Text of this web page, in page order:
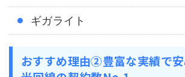
ギガライト
おすすめ理由②豊富な実績で